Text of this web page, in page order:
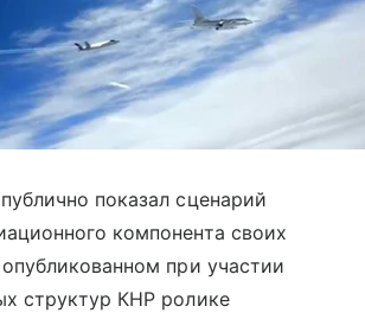
показал сценарий
компонента своих
при участии
структур КНР ролике